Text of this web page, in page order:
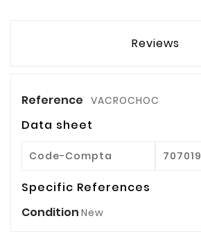
Reviews
Reference VACROCHOC
Data sheet
Code-Compta 707019
Specific References
Condition New